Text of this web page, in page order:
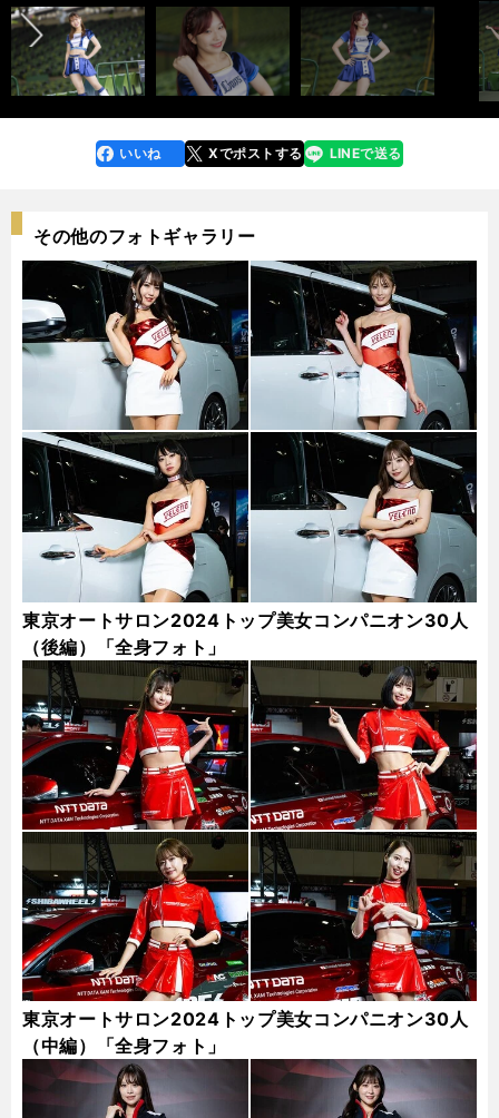
faceboo
k
いいね Xでポストする
line LINEで送る
その他のフォトギャラリー
東京オートサロン2024トップ美女コンパニオン30人
（後編）「全身フォト」
東京オートサロン2024トップ美女コンパニオン30人
（中編）「全身フォト」